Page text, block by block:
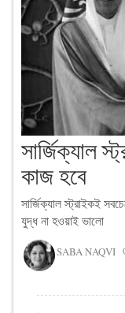
সার্জিক্যাল
কাজ হবে
সার্জিক্যাল স্ট্রাইকই
যুদ্ধ না হওয়াই ভালো
SABA NAQVI